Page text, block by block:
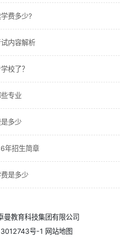
费多少?
内容解析
校了？
专业
多少
年招生简章
是多少
曼教育科技集团有限公司
号-1 网站地图